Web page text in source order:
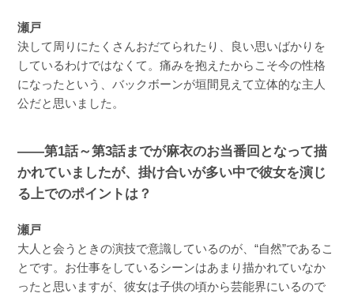
瀬戸
決して周りにたくさんおだてられたり、良い思いばかりを
しているわけではなくて。痛みを抱えたからこそ今の性格
になったという、バックボーンが垣間見えて立体的な主人
公だと思いました。
――第1話～第3話までが麻衣のお当番回となって描
かれていましたが、掛け合いが多い中で彼女を演じ
る上でのポイントは？
瀬戸
大人と会うときの演技で意識しているのが、“自然”であるこ
とです。お仕事をしているシーンはあまり描かれていなか
ったと思いますが、彼女は子供の頃から芸能界にいるので